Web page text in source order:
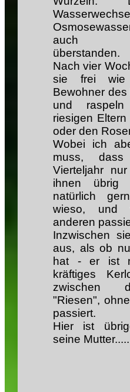
auch
überstanden.
Nach vier
sie frei wie
Bewohner
und
riesigen
oder den
Wobei ich
muss,
Vierteljahr
ihnen
natürlich
wieso, und
anderen
Inzwischen
aus, als ob
hat - er ist
kräftiges
zwischen
"Riesen",
passiert.
Hier ist
seine